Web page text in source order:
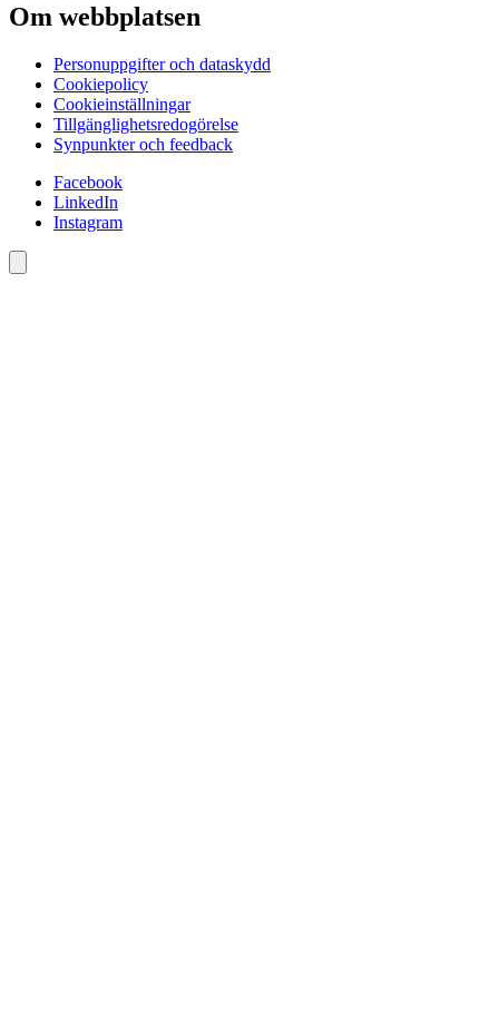
Om webbplatsen
Personuppgifter och dataskydd
Cookiepolicy
Cookieinställningar
Tillgänglighetsredogörelse
Synpunkter och feedback
Facebook
LinkedIn
Instagram